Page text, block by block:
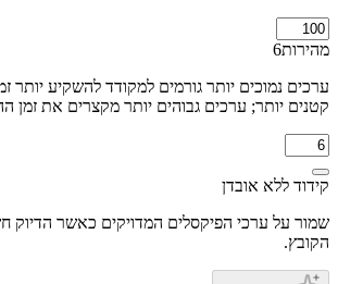
מהירות6
ערכים נמוכים יותר גורמים למקודד להשקיע יותר
קטנים יותר; ערכים גבוהים יותר מקצרים את זמן
קידוד ללא אובדן
שמור על ערכי הפיקסלים המדויקים כאשר הדיוק
הקובץ.